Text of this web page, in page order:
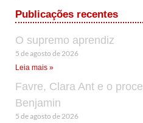
Publicações recentes
O supremo aprendiz
5 de agosto de 2026
Leia mais »
Favre, Clara Ant e o
Benjamin
5 de agosto de 2026